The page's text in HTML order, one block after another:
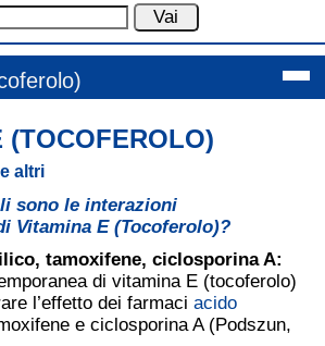
(TOCOFEROLO)
altri
sono le interazioni
Vitamina E (Tocoferolo)?
, tamoxifene, ciclosporina A:
di vitamina E (tocoferolo)
l’effetto dei farmaci acido
e ciclosporina A (Podszun,